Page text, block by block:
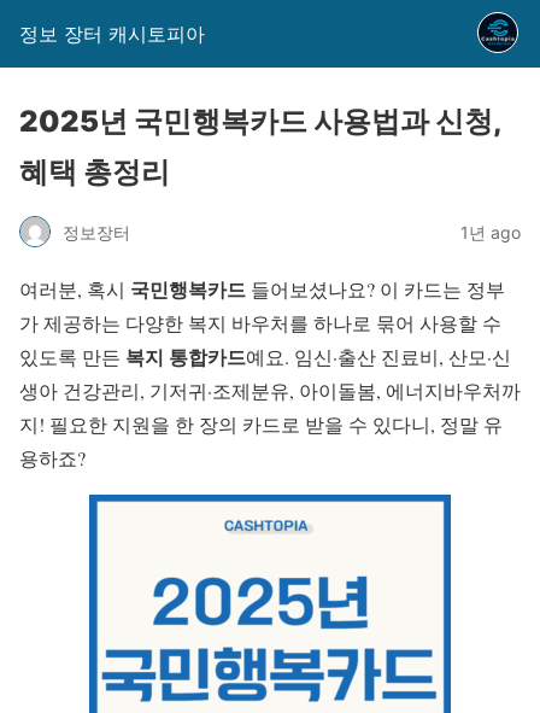
정보 장터 캐시토피아
2025년 국민행복카드 사용법과 신청,
혜택 총정리
정보장터 1년 ago
여러분, 혹시 국민행복카드 들어보셨나요? 이 카드는 정부
가 제공하는 다양한 복지 바우처를 하나로 묶어 사용할 수
있도록 만든 복지 통합카드예요. 임신·출산 진료비, 산모·신
생아 건강관리, 기저귀·조제분유, 아이돌봄, 에너지바우처까
지! 필요한 지원을 한 장의 카드로 받을 수 있다니, 정말 유
용하죠?